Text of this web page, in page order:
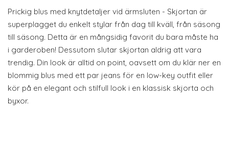
Prickig blus med knytdetaljer vid ärmsluten - Skjortan är
superplagget du enkelt stylar från dag till kväll, från säsong
till säsong. Detta är en mångsidig favorit du bara måste ha
i garderoben! Dessutom slutar skjortan aldrig att vara
trendig. Din look är alltid on point, oavsett om du klär ner en
blommig blus med ett par jeans för en low-key outfit eller
kör på en elegant och stilfull look i en klassisk skjorta och
byxor.